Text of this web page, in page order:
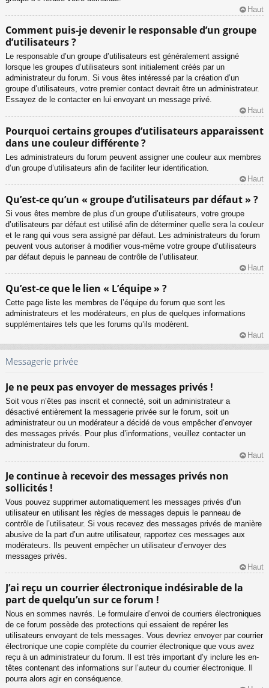
Haut
Comment puis-je devenir le responsable d’un groupe
d’utilisateurs ?
Le responsable d’un groupe d’utilisateurs est généralement assigné
lorsque les groupes d’utilisateurs sont initialement créés par un
administrateur du forum. Si vous êtes intéressé par la création d’un
groupe d’utilisateurs, votre premier contact devrait être un administrateur.
Essayez de le contacter en lui envoyant un message privé.
Haut
Pourquoi certains groupes d’utilisateurs apparaissent
dans une couleur différente ?
Les administrateurs du forum peuvent assigner une couleur aux membres
d’un groupe d’utilisateurs afin de faciliter leur identification.
Haut
Qu’est-ce qu’un « groupe d’utilisateurs par défaut » ?
Si vous êtes membre de plus d’un groupe d’utilisateurs, votre groupe
d’utilisateurs par défaut est utilisé afin de déterminer quelle sera la couleur
et le rang qui vous sera assigné par défaut. Les administrateurs du forum
peuvent vous autoriser à modifier vous-même votre groupe d’utilisateurs
par défaut depuis le panneau de contrôle de l’utilisateur.
Haut
Qu’est-ce que le lien « L’équipe » ?
Cette page liste les membres de l’équipe du forum que sont les
administrateurs et les modérateurs, en plus de quelques informations
supplémentaires tels que les forums qu’ils modèrent.
Haut
Messagerie privée
Je ne peux pas envoyer de messages privés !
Soit vous n’êtes pas inscrit et connecté, soit un administrateur a
désactivé entièrement la messagerie privée sur le forum, soit un
administrateur ou un modérateur a décidé de vous empêcher d’envoyer
des messages privés. Pour plus d’informations, veuillez contacter un
administrateur du forum.
Haut
Je continue à recevoir des messages privés non
sollicités !
Vous pouvez supprimer automatiquement les messages privés d’un
utilisateur en utilisant les règles de messages depuis le panneau de
contrôle de l’utilisateur. Si vous recevez des messages privés de manière
abusive de la part d’un autre utilisateur, rapportez ces messages aux
modérateurs. Ils peuvent empêcher un utilisateur d’envoyer des
messages privés.
Haut
J’ai reçu un courrier électronique indésirable de la
part de quelqu’un sur ce forum !
Nous en sommes navrés. Le formulaire d’envoi de courriers électroniques
de ce forum possède des protections qui essaient de repérer les
utilisateurs envoyant de tels messages. Vous devriez envoyer par courrier
électronique une copie complète du courrier électronique que vous avez
reçu à un administrateur du forum. Il est très important d’y inclure les en-
têtes contenant des informations sur l’auteur du courrier électronique. Il
pourra alors agir en conséquence.